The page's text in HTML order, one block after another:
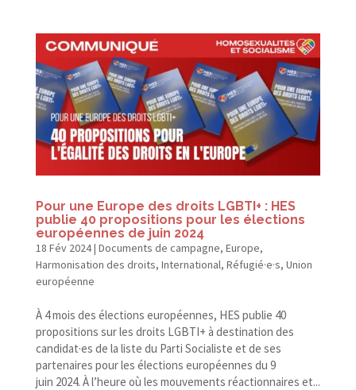
Pour une Europe des droits LGBTI+ : HES
publie 40 propositions pour les élections
européennes de juin 2024
18 Fév 2024| Documents de campagne, Europe,
Harmonisation des droits, International, Réfugié·e·s, Union
européenne
À 4 mois des élections européennes, HES publie 40
propositions sur les droits LGBTI+ à destination des
candidat·es de la liste du Parti Socialiste et de ses
partenaires pour les élections européennes du 9
juin 2024. À l’heure où les mouvements réactionnaires et...